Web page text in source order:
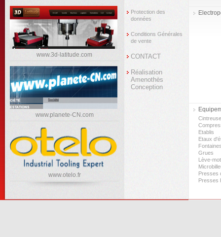
www.3d-latitude.com
www.planete-CN.com
www.otelo.fr
Protection des
données
Conditions Générales
de vente
CONTACT
Réalisation
Amenothès
Conception
Etablis
Etaux
Grues
Lève-
Presses
Presses